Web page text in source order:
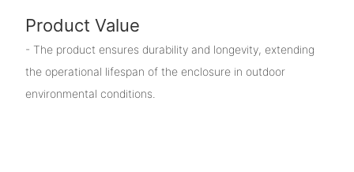
Product Value
- The product ensures durability and longevity, extending
the operational lifespan of the enclosure in outdoor
environmental conditions.